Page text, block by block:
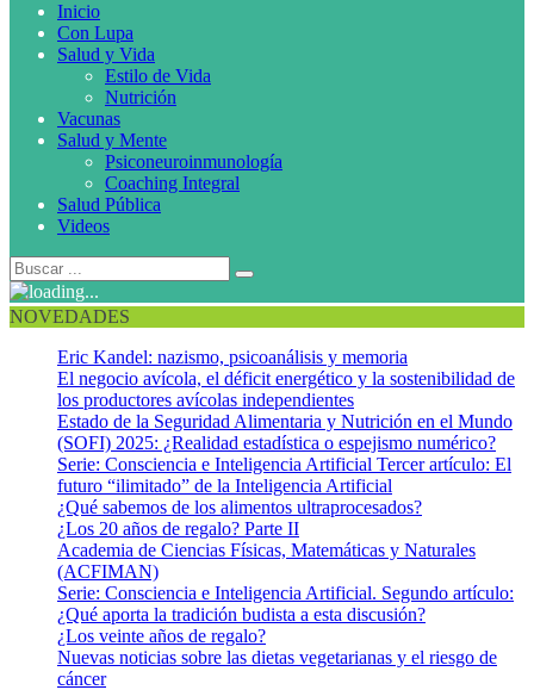
Inicio
Con Lupa
Salud y Vida
Estilo de Vida
Nutrición
Vacunas
Salud y Mente
Psiconeuroinmunología
Coaching Integral
Salud Pública
Videos
NOVEDADES
Eric Kandel: nazismo, psicoanálisis y memoria
El negocio avícola, el déficit energético y la sostenibilidad de
los productores avícolas independientes
Estado de la Seguridad Alimentaria y Nutrición en el Mundo
(SOFI) 2025: ¿Realidad estadística o espejismo numérico?
Serie: Consciencia e Inteligencia Artificial Tercer artículo: El
futuro “ilimitado” de la Inteligencia Artificial
¿Qué sabemos de los alimentos ultraprocesados?
¿Los 20 años de regalo? Parte II
Academia de Ciencias Físicas, Matemáticas y Naturales
(ACFIMAN)
Serie: Consciencia e Inteligencia Artificial. Segundo artículo:
¿Qué aporta la tradición budista a esta discusión?
¿Los veinte años de regalo?
Nuevas noticias sobre las dietas vegetarianas y el riesgo de
cáncer